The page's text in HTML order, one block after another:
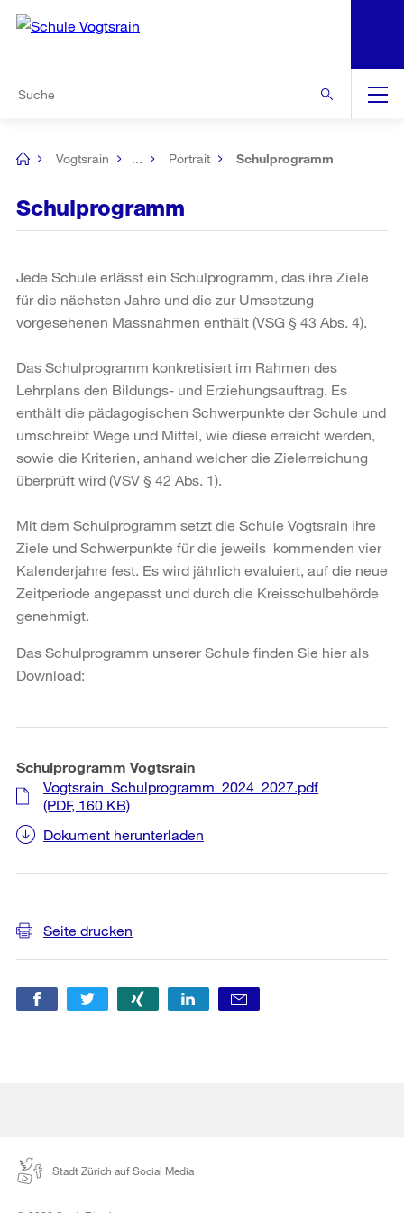
Navigation
[no
Vogtsrain ... Portrait Schulprogramm
Schulprogramm
Jede Schule erlässt ein Schulprogramm, das ihre Ziele
für die nächsten Jahre und die zur Umsetzung
vorgesehenen Massnahmen enthält (VSG § 43 Abs. 4).
Das Schulprogramm konkretisiert im Rahmen des
Lehrplans den Bildungs- und Erziehungsauftrag. Es
enthält die pädagogischen Schwerpunkte der Schule und
umschreibt Wege und Mittel, wie diese erreicht werden,
sowie die Kriterien, anhand welcher die Zielerreichung
überprüft wird (VSV § 42 Abs. 1).
Mit dem Schulprogramm setzt die Schule Vogtsrain ihre
Ziele und Schwerpunkte für die jeweils kommenden vier
Kalenderjahre fest. Es wird jährlich evaluiert, auf die neue
Zeitperiode angepasst und durch die Kreisschulbehörde
genehmigt.
Das Schulprogramm unserer Schule finden Sie hier als
Download:
Schulprogramm Vogtsrain
Vogtsrain_Schulprogramm_2024_2027.pdf
(PDF, 160 KB)
Dokument herunterladen
Informationen
Seite drucken
Stadt Zürich auf Social Media